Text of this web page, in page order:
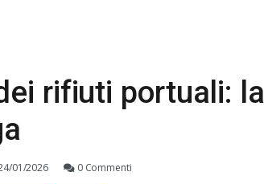
rifiuti portuali: la
01/2026 0 Commenti